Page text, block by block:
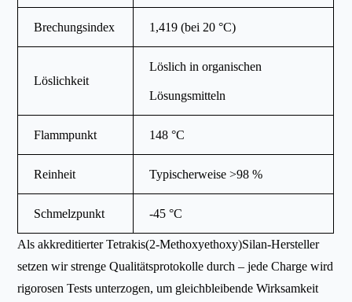
Brechungsindex 1,419 (bei 20 °C)
Löslichkeit
Löslich in organischen
Lösungsmitteln
Flammpunkt 148 °C
Reinheit Typischerweise >98 %
Schmelzpunkt -45 °C
Als akkreditierter Tetrakis(2-Methoxyethoxy)Silan-Hersteller
setzen wir strenge Qualitätsprotokolle durch – jede Charge wird
rigorosen Tests unterzogen, um gleichbleibende Wirksamkeit